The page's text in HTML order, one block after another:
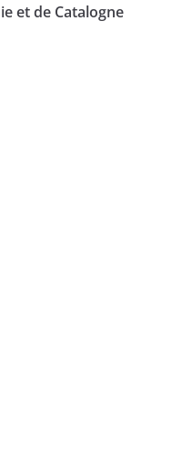
et de Catalogne